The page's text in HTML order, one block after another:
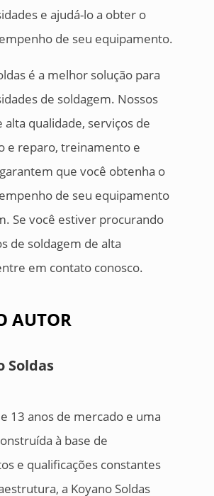
e ajudá-lo a obter o
de seu equipamento.
é a melhor solução para
de soldagem. Nossos
alta qualidade, serviços de
e reparo, treinamento e
que você obtenha o
de seu equipamento
Se você estiver procurando
de soldagem de alta
em contato conosco.
AUTOR
Soldas
13 anos de mercado e uma
à base de
e qualificações constantes
a Koyano Soldas